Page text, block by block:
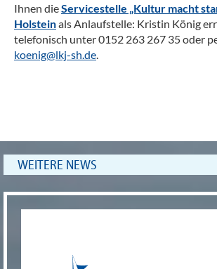
Ihnen dieServicestelle „Kultur macht
Holsteinals Anlaufstelle: Kristin König
telefonisch unter 0152 263 267 35 oder
koenig@lkj-sh.de
WEITERE NEWS